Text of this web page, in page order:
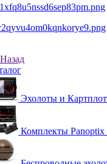
Назад
Эхолоты и
Комплекты Panoptix